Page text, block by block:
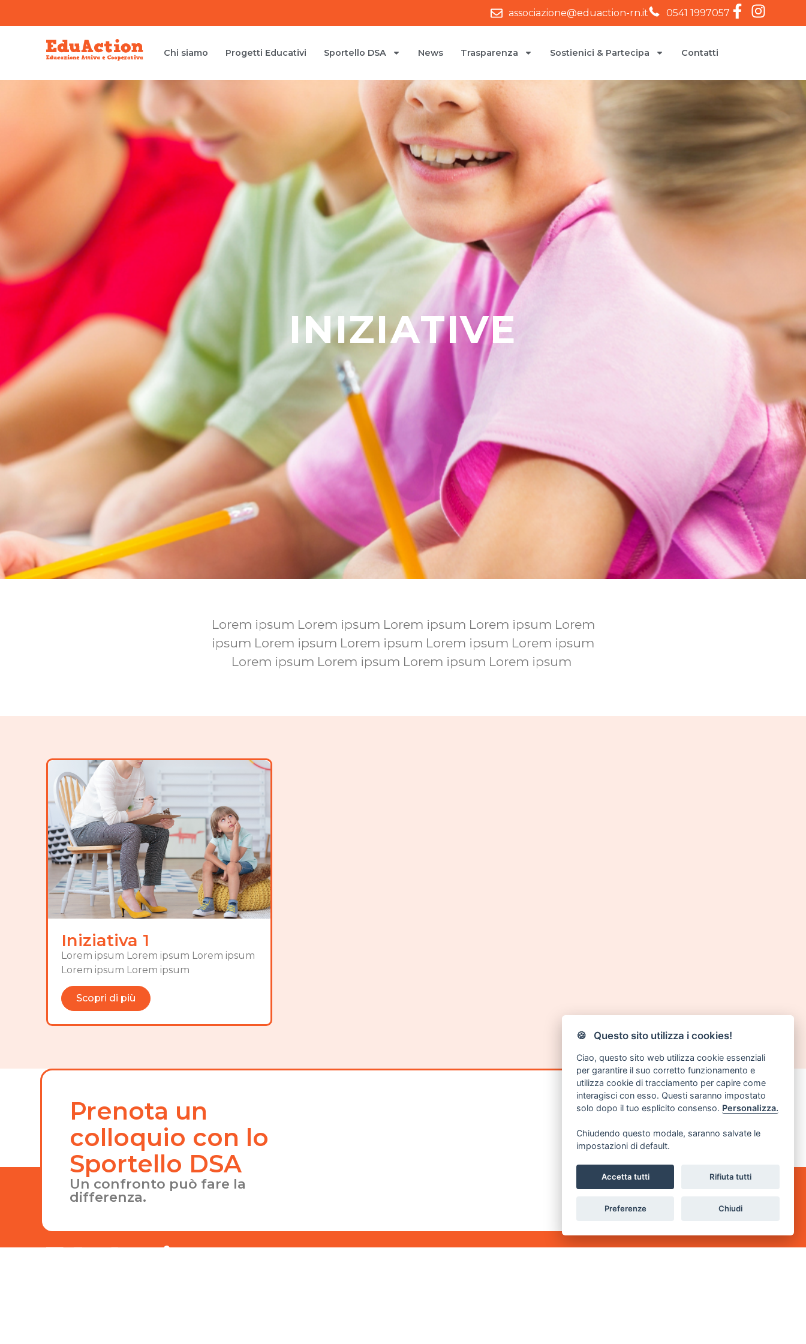
associazione@eduaction-rn.it 0541 1997057
Chi siamo Progetti Educativi Sportello DSA News Trasparenza Sostienici & Partecipa Contatti
INIZIATIVE
Lorem ipsum Lorem ipsum Lorem ipsum Lorem ipsum Lorem
ipsum Lorem ipsum Lorem ipsum Lorem ipsum Lorem ipsum
Lorem ipsum Lorem ipsum Lorem ipsum Lorem ipsum
Iniziativa 1
Lorem ipsum Lorem ipsum Lorem ipsum
Lorem ipsum Lorem ipsum
Scopri di più
Prenota un
colloquio con lo
Sportello DSA
Un confronto può fare la
differenza.
PAGINE SOSTIENICI & PARTECIPA CONTATTI
🍪 Questo sito utilizza i cookies!
Ciao, questo sito web utilizza cookie essenziali
per garantire il suo corretto funzionamento e
utilizza cookie di tracciamento per capire come
interagisci con esso. Questi saranno impostato
solo dopo il tuo esplicito consenso. Personalizza.
Chiudendo questo modale, saranno salvate le
impostazioni di default.
Accetta tutti Rifiuta tutti
Preferenze Chiudi